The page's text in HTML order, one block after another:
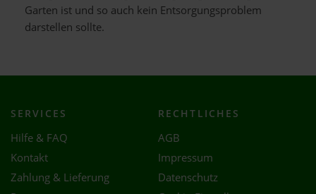
Garten ist und so auch kein Entsorgungsproblem
darstellen sollte.
SERVICES
Hilfe & FAQ
Kontakt
Zahlung & Lieferung
RECHTLICHES
AGB
Impressum
Datenschutz